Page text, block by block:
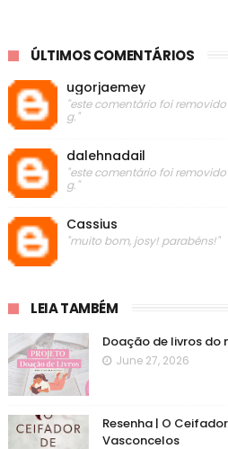
ÚLTIMOS COMENTÁRIOS
ugorjaemey
"este comentário foi
g."
dalehnadail
"este comentário foi
g."
Cassius
"muito bom, josy! parabéns!"
LEIA TAMBÉM
Doação de livros do
June 27, 2026
Resenha | O
Vasconcelos